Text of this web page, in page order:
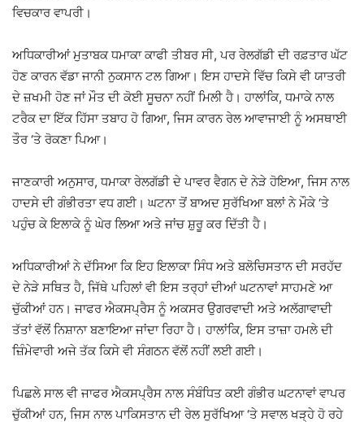
ਵਿਚਕਾਰ ਵਾਪਰੀ।
ਅਧਿਕਾਰੀਆਂ ਮੁਤਾਬਕ ਧਮਾਕਾ ਕਾਫੀ ਤੀਬਰ ਸੀ, ਪਰ ਰੇਲਗੱਡੀ ਦੀ ਰਫ਼ਤਾਰ ਘੱਟ
ਹੋਣ ਕਾਰਨ ਵੱਡਾ ਜਾਨੀ ਨੁਕਸਾਨ ਟਲ ਗਿਆ। ਇਸ ਹਾਦਸੇ ਵਿੱਚ ਕਿਸੇ ਵੀ ਯਾਤਰੀ
ਦੇ ਜ਼ਖਮੀ ਹੋਣ ਜਾਂ ਮੌਤ ਦੀ ਕੋਈ ਸੂਚਨਾ ਨਹੀਂ ਮਿਲੀ ਹੈ। ਹਾਲਾਂਕਿ, ਧਮਾਕੇ ਨਾਲ
ਟਰੈਕ ਦਾ ਇੱਕ ਹਿੱਸਾ ਤਬਾਹ ਹੋ ਗਿਆ, ਜਿਸ ਕਾਰਨ ਰੇਲ ਆਵਾਜਾਈ ਨੂੰ ਅਸਥਾਈ
ਤੌਰ ‘ਤੇ ਰੋਕਣਾ ਪਿਆ।
ਜਾਣਕਾਰੀ ਅਨੁਸਾਰ, ਧਮਾਕਾ ਰੇਲਗੱਡੀ ਦੇ ਪਾਵਰ ਵੈਗਨ ਦੇ ਨੇੜੇ ਹੋਇਆ, ਜਿਸ ਨਾਲ
ਹਾਦਸੇ ਦੀ ਗੰਭੀਰਤਾ ਵਧ ਗਈ। ਘਟਨਾ ਤੋਂ ਬਾਅਦ ਸੁਰੱਖਿਆ ਬਲਾਂ ਨੇ ਮੌਕੇ ‘ਤੇ
ਪਹੁੰਚ ਕੇ ਇਲਾਕੇ ਨੂੰ ਘੇਰ ਲਿਆ ਅਤੇ ਜਾਂਚ ਸ਼ੁਰੂ ਕਰ ਦਿੱਤੀ ਹੈ।
ਅਧਿਕਾਰੀਆਂ ਨੇ ਦੱਸਿਆ ਕਿ ਇਹ ਇਲਾਕਾ ਸਿੰਧ ਅਤੇ ਬਲੋਚਿਸਤਾਨ ਦੀ ਸਰਹੱਦ
ਦੇ ਨੇੜੇ ਸਥਿਤ ਹੈ, ਜਿੱਥੇ ਪਹਿਲਾਂ ਵੀ ਇਸ ਤਰ੍ਹਾਂ ਦੀਆਂ ਘਟਨਾਵਾਂ ਸਾਹਮਣੇ ਆ
ਚੁੱਕੀਆਂ ਹਨ। ਜਾਫਰ ਐਕਸਪ੍ਰੈਸ ਨੂੰ ਅਕਸਰ ਉਗਰਵਾਦੀ ਅਤੇ ਅਲੱਗਾਵਾਦੀ
ਤੱਤਾਂ ਵੱਲੋਂ ਨਿਸ਼ਾਨਾ ਬਣਾਇਆ ਜਾਂਦਾ ਰਿਹਾ ਹੈ। ਹਾਲਾਂਕਿ, ਇਸ ਤਾਜ਼ਾ ਹਮਲੇ ਦੀ
ਜ਼ਿੰਮੇਵਾਰੀ ਅਜੇ ਤੱਕ ਕਿਸੇ ਵੀ ਸੰਗਠਨ ਵੱਲੋਂ ਨਹੀਂ ਲਈ ਗਈ।
ਪਿਛਲੇ ਸਾਲ ਵੀ ਜਾਫਰ ਐਕਸਪ੍ਰੈਸ ਨਾਲ ਸੰਬੰਧਿਤ ਕਈ ਗੰਭੀਰ ਘਟਨਾਵਾਂ ਵਾਪਰ
ਚੁੱਕੀਆਂ ਹਨ, ਜਿਸ ਨਾਲ ਪਾਕਿਸਤਾਨ ਦੀ ਰੇਲ ਸੁਰੱਖਿਆ ‘ਤੇ ਸਵਾਲ ਖੜ੍ਹੇ ਹੋ ਰਹੇ